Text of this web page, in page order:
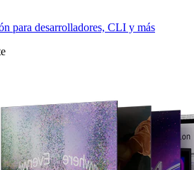
para desarrolladores, CLI y más